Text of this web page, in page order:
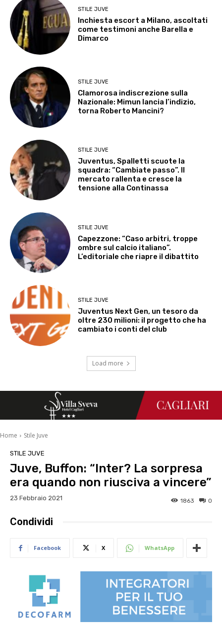
STILE JUVE
Inchiesta escort a Milano, ascoltati
come testimoni anche Barella e
Dimarco
STILE JUVE
Clamorosa indiscrezione sulla
Nazionale: Mimun lancia l’indizio,
torna Roberto Mancini?
STILE JUVE
Juventus, Spalletti scuote la
squadra: “Cambiate passo”. Il
mercato rallenta e cresce la
tensione alla Continassa
STILE JUVE
Capezzone: “Caso arbitri, troppe
ombre sul calcio italiano”.
L’editoriale che riapre il dibattito
STILE JUVE
Juventus Next Gen, un tesoro da
oltre 230 milioni: il progetto che ha
cambiato i conti del club
Load more